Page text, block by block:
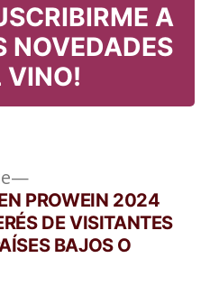
A
NOVEDADES
VINO!
Entrada
siguiente:
PROWEIN 2024
DE VISITANTES
BAJOS O